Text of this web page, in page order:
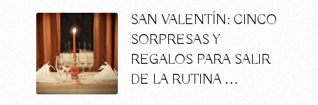
SAN VALENTÍN: CINCO
SORPRESAS Y
REGALOS PARA SALIR
DE LA RUTINA …